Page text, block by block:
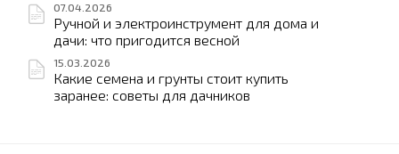
07.04.2026
Ручной и электроинструмент для дома и
дачи: что пригодится весной
15.03.2026
Какие семена и грунты стоит купить
заранее: советы для дачников